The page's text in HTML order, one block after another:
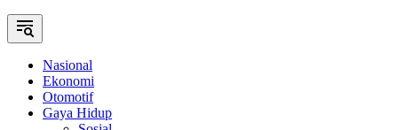
Nasional
Ekonomi
Otomotif
Gaya Hidup